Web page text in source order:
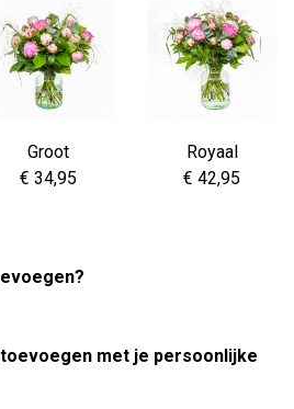
Groot
€ 34,95
Royaal
€ 42,95
met je persoonlijke